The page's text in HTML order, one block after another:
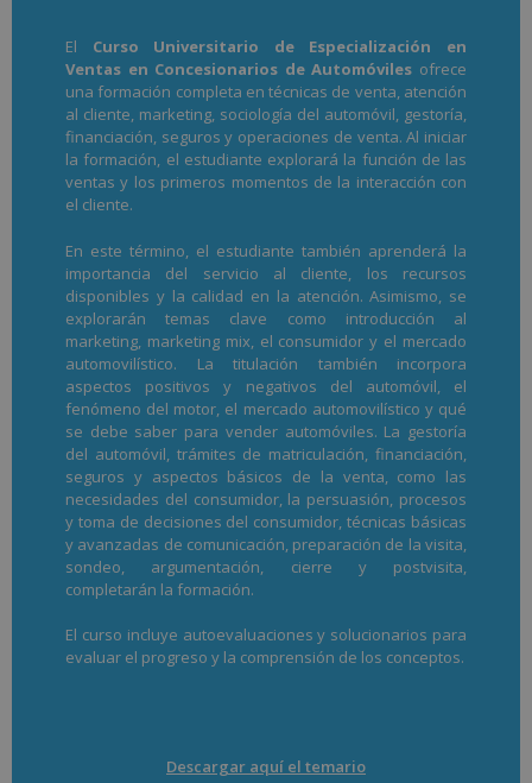
El Curso Universitario de Especialización en
Ventas en Concesionarios de Automóviles ofrece
una formación completa en técnicas de venta, atención
al cliente, marketing, sociología del automóvil, gestoría,
financiación, seguros y operaciones de venta. Al iniciar
la formación, el estudiante explorará la función de las
ventas y los primeros momentos de la interacción con
el cliente.
En este término, el estudiante también aprenderá la
importancia del servicio al cliente, los recursos
disponibles y la calidad en la atención. Asimismo, se
explorarán temas clave como introducción al
marketing, marketing mix, el consumidor y el mercado
automovilístico. La titulación también incorpora
aspectos positivos y negativos del automóvil, el
fenómeno del motor, el mercado automovilístico y qué
se debe saber para vender automóviles. La gestoría
del automóvil, trámites de matriculación, financiación,
seguros y aspectos básicos de la venta, como las
necesidades del consumidor, la persuasión, procesos
y toma de decisiones del consumidor, técnicas básicas
y avanzadas de comunicación, preparación de la visita,
sondeo, argumentación, cierre y postvisita,
completarán la formación.
El curso incluye autoevaluaciones y solucionarios para
evaluar el progreso y la comprensión de los conceptos.
Descargar aquí el temario